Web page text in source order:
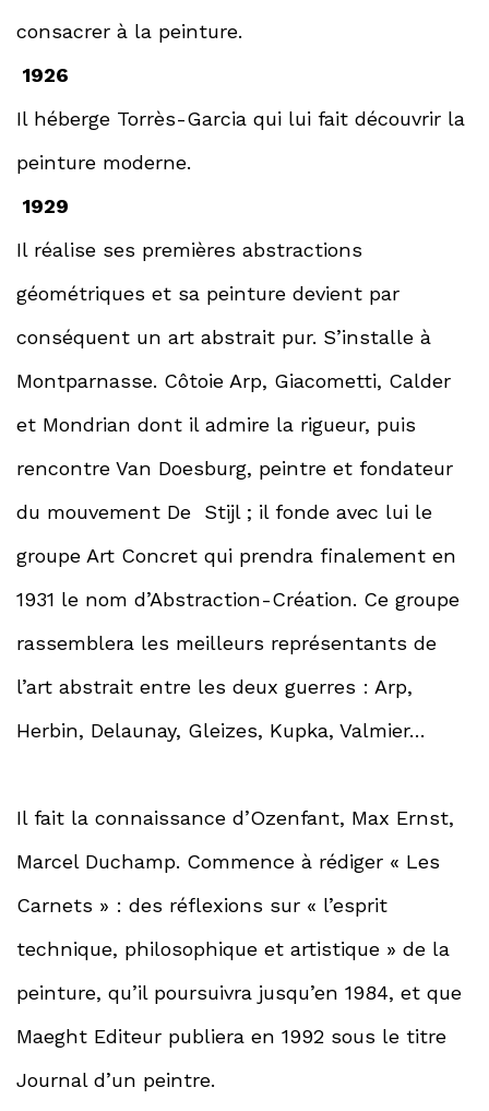
consacrer à la peinture.
1926
Il héberge Torrès-Garcia qui lui fait découvrir la
peinture moderne.
1929
Il réalise ses premières abstractions
géométriques et sa peinture devient par
conséquent un art abstrait pur. S’installe à
Montparnasse. Côtoie Arp, Giacometti, Calder
et Mondrian dont il admire la rigueur, puis
rencontre Van Doesburg, peintre et fondateur
du mouvement De Stijl ; il fonde avec lui le
groupe Art Concret qui prendra finalement en
1931 le nom d’Abstraction-Création. Ce groupe
rassemblera les meilleurs représentants de
l’art abstrait entre les deux guerres : Arp,
Herbin, Delaunay, Gleizes, Kupka, Valmier…
Il fait la connaissance d’Ozenfant, Max Ernst,
Marcel Duchamp. Commence à rédiger « Les
Carnets » : des réflexions sur « l’esprit
technique, philosophique et artistique » de la
peinture, qu’il poursuivra jusqu’en 1984, et que
Maeght Editeur publiera en 1992 sous le titre
Journal d’un peintre.